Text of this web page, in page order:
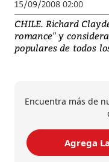
15/09/2008 02:00
CHILE. Richard
romance" y
populares de todos
Encuentra más de
Agrega